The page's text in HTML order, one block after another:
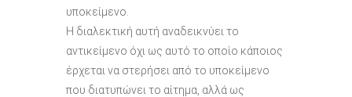
υποκείμενο.
Η διαλεκτική αυτή αναδεικνύει το
αντικείμενο όχι ως αυτό το οποίο κάποιος
έρχεται να στερήσει από το υποκείμενο
που διατυπώνει το αίτημα, αλλά ως